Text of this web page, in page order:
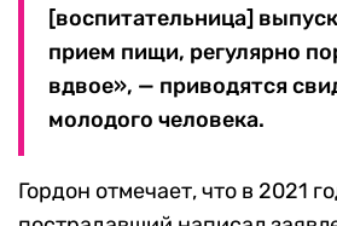
[воспитательница]
прием пищи, регулярно
вдвое», — приводятся
молодого человека.
Гордон отмечает, что в 2021